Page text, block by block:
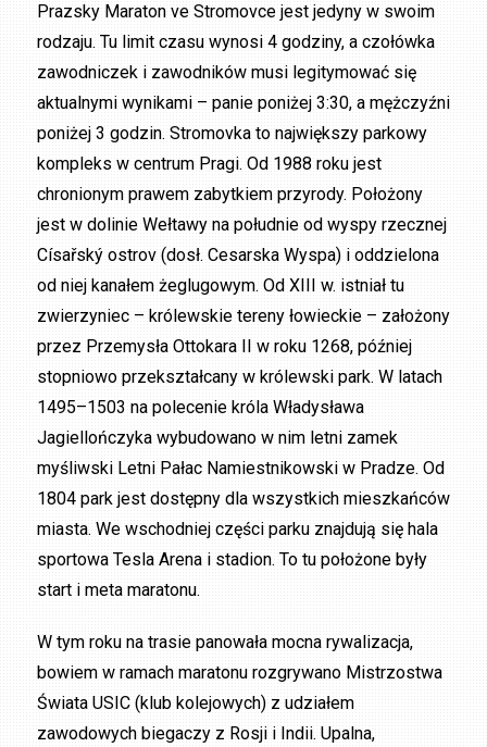
Prazsky Maraton ve Stromovce jest jedyny w swoim
rodzaju. Tu limit czasu wynosi 4 godziny, a czołówka
zawodniczek i zawodników musi legitymować się
aktualnymi wynikami – panie poniżej 3:30, a mężczyźni
poniżej 3 godzin. Stromovka to największy parkowy
kompleks w centrum Pragi. Od 1988 roku jest
chronionym prawem zabytkiem przyrody. Położony
jest w dolinie Wełtawy na południe od wyspy rzecznej
Císařský ostrov (dosł. Cesarska Wyspa) i oddzielona
od niej kanałem żeglugowym. Od XIII w. istniał tu
zwierzyniec – królewskie tereny łowieckie – założony
przez Przemysła Ottokara II w roku 1268, później
stopniowo przekształcany w królewski park. W latach
1495–1503 na polecenie króla Władysława
Jagiellończyka wybudowano w nim letni zamek
myśliwski Letni Pałac Namiestnikowski w Pradze. Od
1804 park jest dostępny dla wszystkich mieszkańców
miasta. We wschodniej części parku znajdują się hala
sportowa Tesla Arena i stadion. To tu położone były
start i meta maratonu.
W tym roku na trasie panowała mocna rywalizacja,
bowiem w ramach maratonu rozgrywano Mistrzostwa
Świata USIC (klub kolejowych) z udziałem
zawodowych biegaczy z Rosji i Indii. Upalna,